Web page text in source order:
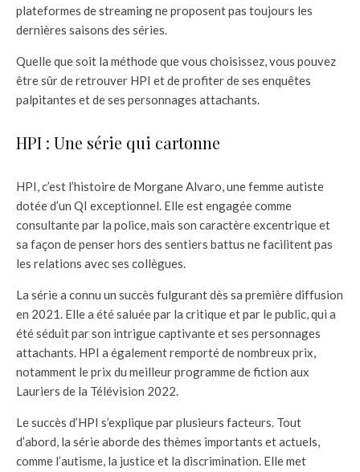
plateformes de streaming ne proposent pas toujours les
dernières saisons des séries.
Quelle que soit la méthode que vous choisissez, vous pouvez
être sûr de retrouver HPI et de profiter de ses enquêtes
palpitantes et de ses personnages attachants.
HPI : Une série qui cartonne
HPI, c’est l’histoire de Morgane Alvaro, une femme autiste
dotée d’un QI exceptionnel. Elle est engagée comme
consultante par la police, mais son caractère excentrique et
sa façon de penser hors des sentiers battus ne facilitent pas
les relations avec ses collègues.
La série a connu un succès fulgurant dès sa première diffusion
en 2021. Elle a été saluée par la critique et par le public, qui a
été séduit par son intrigue captivante et ses personnages
attachants. HPI a également remporté de nombreux prix,
notamment le prix du meilleur programme de fiction aux
Lauriers de la Télévision 2022.
Le succès d’HPI s’explique par plusieurs facteurs. Tout
d’abord, la série aborde des thèmes importants et actuels,
comme l’autisme, la justice et la discrimination. Elle met